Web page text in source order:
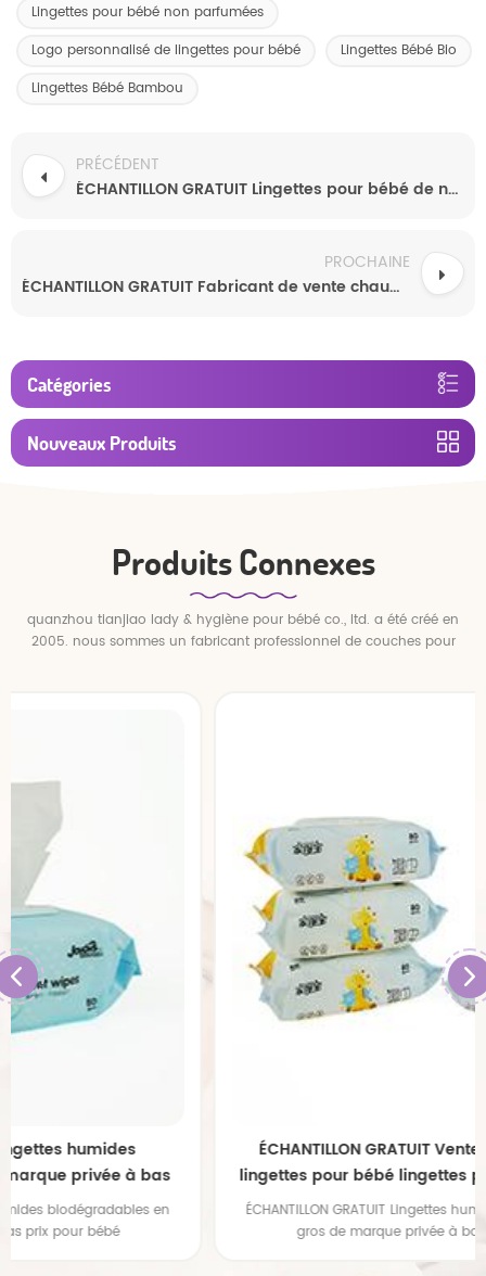
Lingettes pour bébé non parfumées
Logo personnalisé de lingettes pour bébé
Lingettes Bébé Bio
Lingettes Bébé Bambou
PRÉCÉDENT
ÉCHANTILLON GRATUIT Lingettes pour bébé de nettoyage doux non tissées en gros Spunlaced
PROCHAINE
ÉCHANTILLON GRATUIT Fabricant de vente chaude Lingettes nettoyantes pour bébé Lingettes pour bébé Softcare
Catégories
Nouveaux Produits
Produits Connexes
quanzhou tianjiao lady & hygiène pour bébé co., ltd. a été créé en
2005. nous sommes un fabricant professionnel de couches pour
ÉCHANTILLON GRATUIT Ventes promotionnelles
lingettes pour bébé lingettes pour bébé en gros 80
pièces lingettes pour bébé
ÉCHANTILLON GRATUIT Lingettes humides biodégradables en
gros de marque privée à bas prix pour bébé